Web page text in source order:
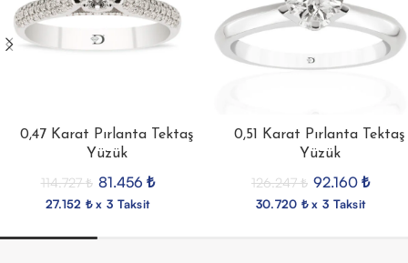
0,47 Karat Pırlanta Tektaş
Yüzük
114.727₺ 81.456 ₺
27.152 ₺ x 3 Taksit
0,51 Karat Pırlanta Tektaş
Yüzük
126.247₺ 92.160 ₺
30.720 ₺ x 3 Taksit